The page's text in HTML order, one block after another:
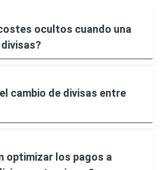
ocultos cuando una
cambio de divisas entre
optimizar los pagos a